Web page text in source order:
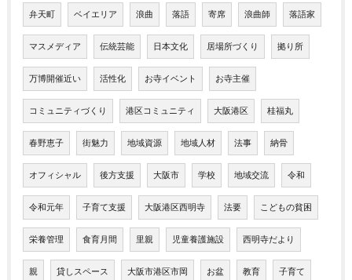
弁天町 ベイエリア 浪曲 落語 寄席 浪曲師 落語家
マスメディア 伝統芸能 日本文化 居場所づくり 拠り所
万博開催近い 活性化 お寺イベント お寺主催
コミュニティづくり 港区コミュニティ 大阪港区 桂福丸
春野恵子 街魅力 地域資源 地域人材 法事 納骨
オフィシャル 後方支援 大阪市 学校 地域交流 令和
令和元年 子育て支援 大阪港区西明寺 法要 こどもの貧困
栄養管理 食育月間 里親 児童養護施設 西明寺だより
親 貸しスペース 大阪市港区市岡 お盆 教育 子育て